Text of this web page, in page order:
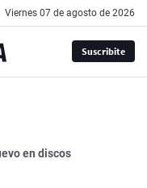
viernes 07 de agosto de 2026
Suscribite
en discos